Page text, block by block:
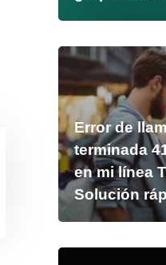
Error de
terminada
en mi línea
Solución